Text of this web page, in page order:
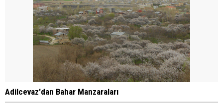
Adilcevaz'dan Bahar Manzaraları